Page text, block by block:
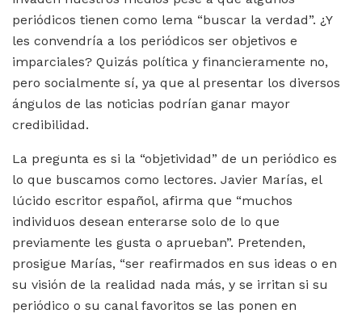
periódicos tienen como lema “buscar la verdad”. ¿Y
les convendría a los periódicos ser objetivos e
imparciales? Quizás política y financieramente no,
pero socialmente sí, ya que al presentar los diversos
ángulos de las noticias podrían ganar mayor
credibilidad.
La pregunta es si la “objetividad” de un periódico es
lo que buscamos como lectores. Javier Marías, el
lúcido escritor español, afirma que “muchos
individuos desean enterarse solo de lo que
previamente les gusta o aprueban”. Pretenden,
prosigue Marías, “ser reafirmados en sus ideas o en
su visión de la realidad nada más, y se irritan si su
periódico o su canal favoritos se las ponen en